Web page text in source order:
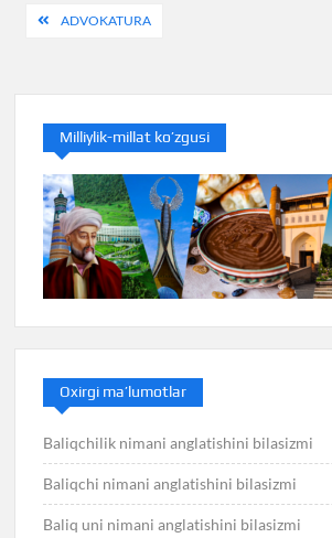
PostADVOKATURA
Milliylik-millat ko’zgusi
Oxirgi ma’lumotlar
Baliqchilik nimani anglatishini bilasizmi
Baliqchi nimani anglatishini bilasizmi
Baliq uni nimani anglatishini bilasizmi